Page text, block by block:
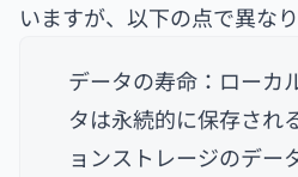
いますが、以下の点で異なり
データの寿命：ローカ
タは永続的に保存され
ョンストレージのデー